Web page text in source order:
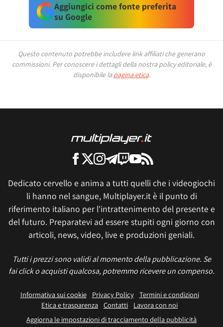
Aggiungici come fonte preferita
su Google
Questo contenuto potrebbe includere link affiliati che generano
commissioni. Per conoscere i dettagli della nostra policy editoriale, è
disponibile la pagina etica.
Dedicato cervello e anima a tutti quelli che i videogiochi
li hanno nel sangue, Multiplayer.it è il punto di
riferimento italiano per l'intrattenimento del presente e
del futuro. Preparatevi ad essere stupiti ogni giorno con
articoli, news, video, live e produzioni geniali.
Tutti i prezzi sono validi al momento della pubblicazione. Se
fai click o acquisti qualcosa, potremmo ricevere un compenso.
Informativa sui cookie Privacy Policy
Termini e condizioni
Etica e trasparenza Contatti
Lavora con noi
Aggiorna le impostazioni di tracciamento della pubblicità